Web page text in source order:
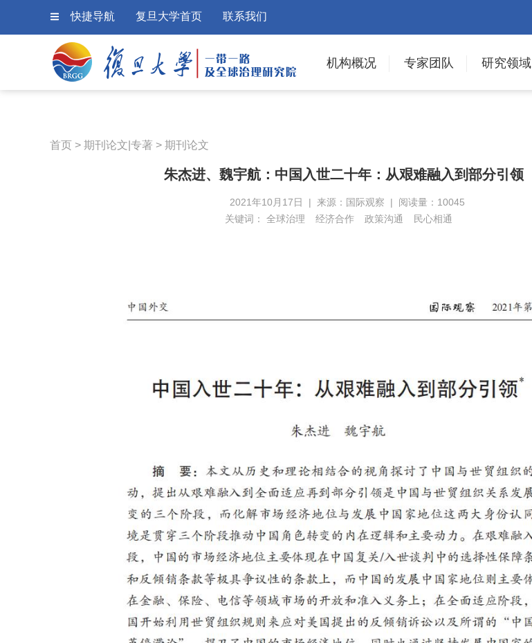
快捷导航 复旦大学首页 联系我们
机构概况 专家团队 研究领域
首页 > 期刊论文|专著 > 期刊论文
朱杰进、魏宇航：中国入世二十年：从艰难融入到部分引领
2021年10月17日 | 来源：国际观察 | 阅读量：10045
关键词： 全球治理 经济合作 政策沟通 民心相通